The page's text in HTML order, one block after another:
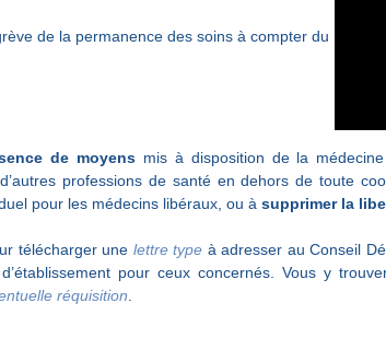
de la permanence des soins à compter du
de moyensmis à disposition de la
professions de santé en dehors de toute
pour les médecins libéraux, ou à supprimer la
télécharger une lettre type à adresser au Conseil
pour ceux concernés. Vous y
réquisition